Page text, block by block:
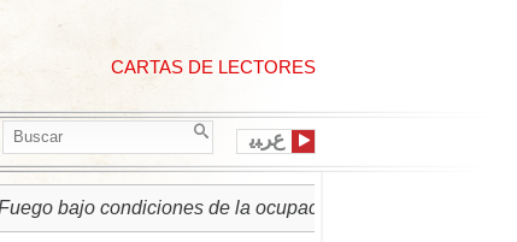
CARTAS DE LECTORES
ﻉﺮﺒﻳ
bajo condiciones de la ocupación israelí